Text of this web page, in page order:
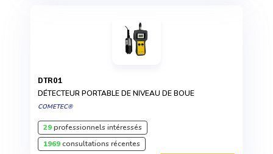
DTR01
DÉTECTEUR PORTABLE DE NIVEAU DE BOUE
COMETEC®
29professionnels intéressés
1969consultations récentes